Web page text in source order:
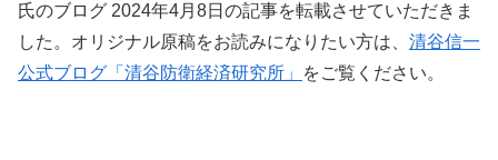
氏のブログ 2024年4月8日の記事を転載させていただきま
した。オリジナル原稿をお読みになりたい方は、 清谷信一
公式ブログ「清谷防衛経済研究所」
をご覧ください。